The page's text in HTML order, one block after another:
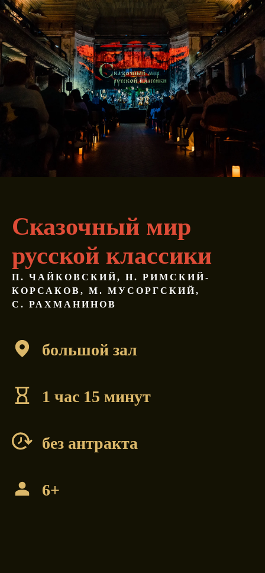
Сказочный мир
русской классики
П. ЧАЙКОВСКИЙ, Н. РИМСКИЙ-
КОРСАКОВ, М. МУСОРГСКИЙ,
С. РАХМАНИНОВ
большой зал
1 час 15 минут
без антракта
6+